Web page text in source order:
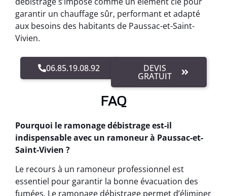
garantir un chauffage sûr, performant et adapté
aux besoins des habitants de Paussac-et-Saint-
Vivien.
06.85.19.08.92 DEVIS
GRATUIT
FAQ
Pourquoi le ramonage débistrage est-il
indispensable avec un ramoneur à Paussac-et-
Saint-Vivien ?
Le recours à un ramoneur professionnel est
essentiel pour garantir la bonne évacuation des
fumées. Le ramonage débistrage permet d’éliminer